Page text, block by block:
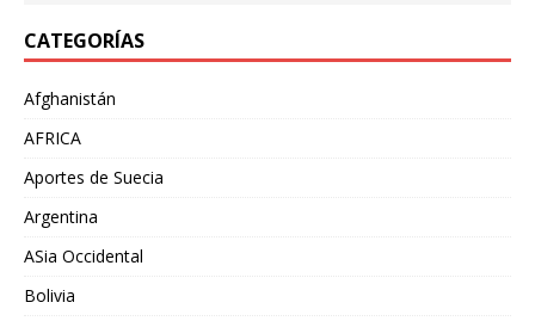
CATEGORÍAS
Afghanistán
AFRICA
Aportes de Suecia
Argentina
ASia Occidental
Bolivia